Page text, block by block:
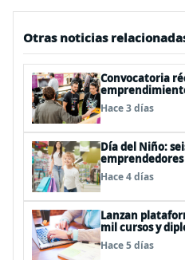
Otras noticias
Convocatoria
gratuito en el
Hace 3 días
Día del Niño:
publicidad
Hace 4 días
Lanzan
mil cursos y
futuro del
Hace 5 días